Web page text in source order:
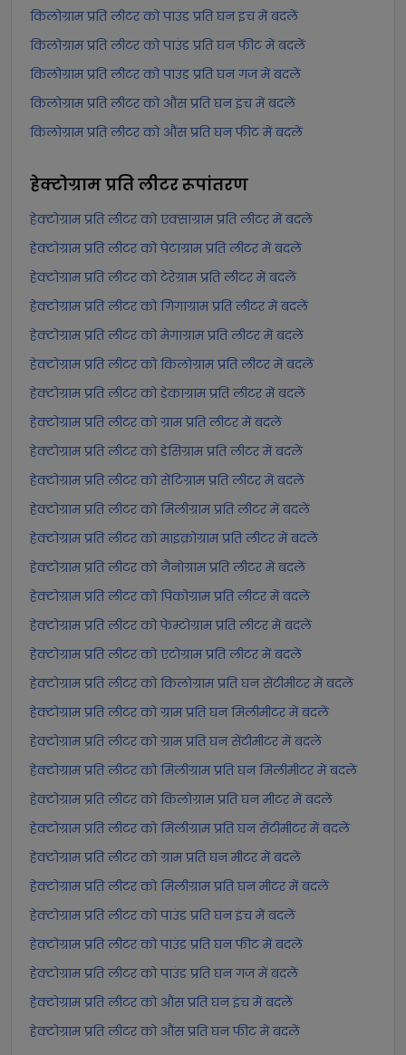
किलोग्राम प्रति लीटर को पाउंड प्रति घन इंच में बदलें
किलोग्राम प्रति लीटर को पाउंड प्रति घन फीट में बदलें
किलोग्राम प्रति लीटर को पाउंड प्रति घन गज में बदलें
किलोग्राम प्रति लीटर को औंस प्रति घन इंच में बदलें
किलोग्राम प्रति लीटर को औंस प्रति घन फीट में बदलें
हेक्टोग्राम प्रति लीटररूपांतरण
हेक्टोग्राम प्रति लीटर को एक्साग्राम प्रति लीटर में बदलें
हेक्टोग्राम प्रति लीटर को पेटाग्राम प्रति लीटर में बदलें
हेक्टोग्राम प्रति लीटर को टेरेग्राम प्रति लीटर में बदलें
हेक्टोग्राम प्रति लीटर को गिगाग्राम प्रति लीटर में बदलें
हेक्टोग्राम प्रति लीटर को मेगाग्राम प्रति लीटर में बदलें
हेक्टोग्राम प्रति लीटर को किलोग्राम प्रति लीटर में बदलें
हेक्टोग्राम प्रति लीटर को डेकाग्राम प्रति लीटर में बदलें
हेक्टोग्राम प्रति लीटर को ग्राम प्रति लीटर में बदलें
हेक्टोग्राम प्रति लीटर को डेसिग्राम प्रति लीटर में बदलें
हेक्टोग्राम प्रति लीटर को सेंटिग्राम प्रति लीटर में बदलें
हेक्टोग्राम प्रति लीटर को मिलीग्राम प्रति लीटर में बदलें
हेक्टोग्राम प्रति लीटर को माइक्रोग्राम प्रति लीटर में बदलें
हेक्टोग्राम प्रति लीटर को नैनोग्राम प्रति लीटर में बदलें
हेक्टोग्राम प्रति लीटर को पिकोग्राम प्रति लीटर में बदलें
हेक्टोग्राम प्रति लीटर को फेम्टोग्राम प्रति लीटर में बदलें
हेक्टोग्राम प्रति लीटर को एटोग्राम प्रति लीटर में बदलें
हेक्टोग्राम प्रति लीटर को किलोग्राम प्रति घन सेंटीमीटर में बदलें
हेक्टोग्राम प्रति लीटर को ग्राम प्रति घन मिलीमीटर में बदलें
हेक्टोग्राम प्रति लीटर को ग्राम प्रति घन सेंटीमीटर में बदलें
हेक्टोग्राम प्रति लीटर को मिलीग्राम प्रति घन मिलीमीटर में बदलें
हेक्टोग्राम प्रति लीटर को किलोग्राम प्रति घन मीटर में बदलें
हेक्टोग्राम प्रति लीटर को मिलीग्राम प्रति घन सेंटीमीटर में बदलें
हेक्टोग्राम प्रति लीटर को ग्राम प्रति घन मीटर में बदलें
हेक्टोग्राम प्रति लीटर को मिलीग्राम प्रति घन मीटर में बदलें
हेक्टोग्राम प्रति लीटर को पाउंड प्रति घन इंच में बदलें
हेक्टोग्राम प्रति लीटर को पाउंड प्रति घन फीट में बदलें
हेक्टोग्राम प्रति लीटर को पाउंड प्रति घन गज में बदलें
हेक्टोग्राम प्रति लीटर को औंस प्रति घन इंच में बदलें
हेक्टोग्राम प्रति लीटर को औंस प्रति घन फीट में बदलें